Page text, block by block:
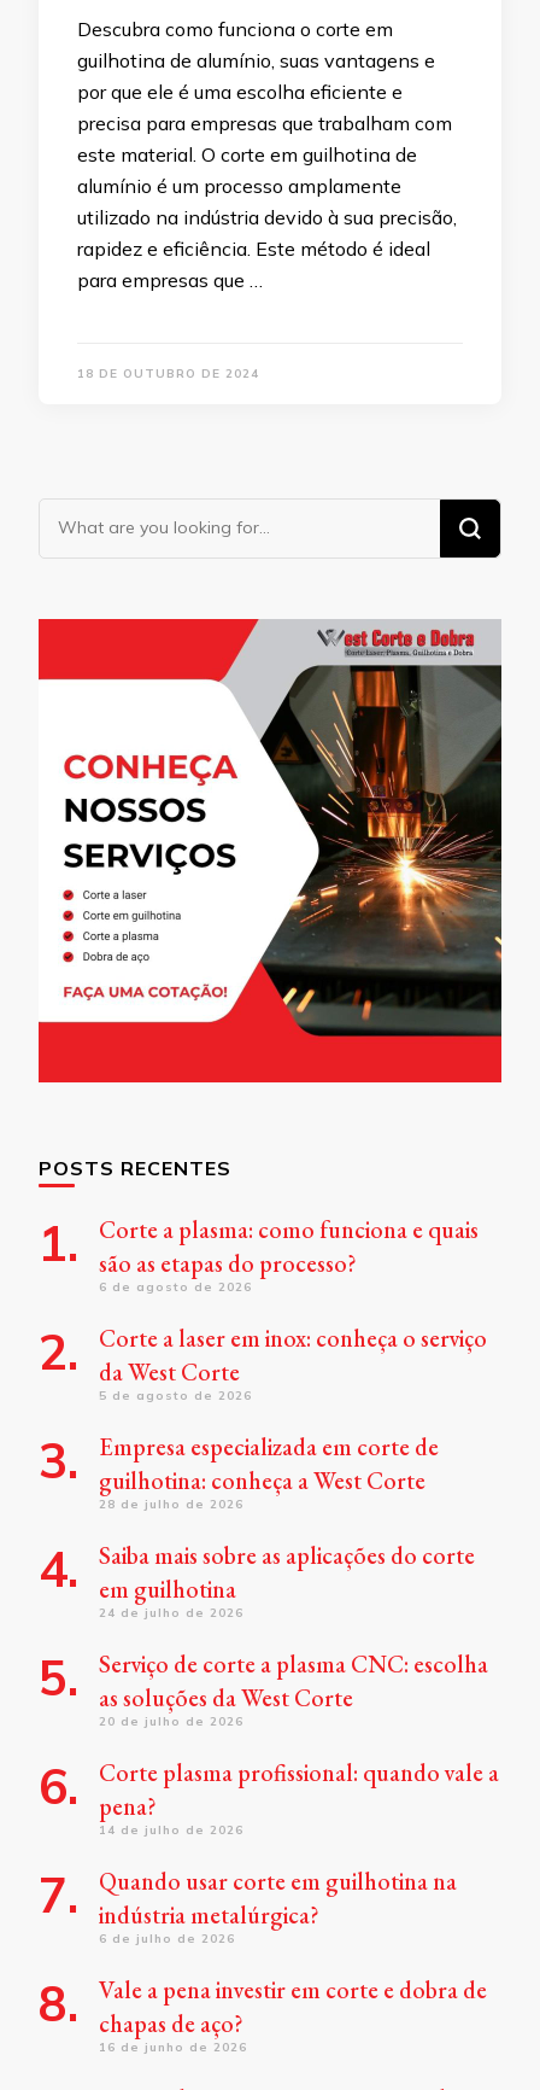
Descubra como funciona o corte em
guilhotina de alumínio, suas vantagens e
por que ele é uma escolha eficiente e
precisa para empresas que trabalham com
este material. O corte em guilhotina de
alumínio é um processo amplamente
utilizado na indústria devido à sua precisão,
rapidez e eficiência. Este método é ideal
para empresas que …
18 DE OUTUBRO DE 2024
POSTS RECENTES
Corte a plasma: como funciona e quais
são as etapas do processo?
6 de agosto de 2026
Corte a laser em inox: conheça o serviço
da West Corte
5 de agosto de 2026
Empresa especializada em corte de
guilhotina: conheça a West Corte
28 de julho de 2026
Saiba mais sobre as aplicações do corte
em guilhotina
24 de julho de 2026
Serviço de corte a plasma CNC: escolha
as soluções da West Corte
20 de julho de 2026
Corte plasma profissional: quando vale a
pena?
14 de julho de 2026
Quando usar corte em guilhotina na
indústria metalúrgica?
6 de julho de 2026
Vale a pena investir em corte e dobra de
chapas de aço?
16 de junho de 2026